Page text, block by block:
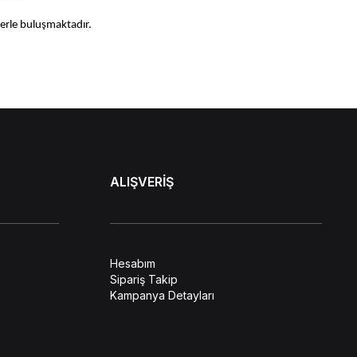
buluşmaktadır.
ALIŞVERİŞ
Hesabım
Sipariş Takip
Kampanya Detayları